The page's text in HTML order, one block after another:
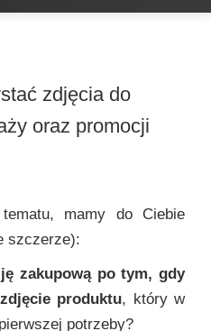
zdjęcia do
oraz promocji
mamy do Ciebie
szczerze):
zakupową po tym, gdy
produktu, który w
potrzeby?